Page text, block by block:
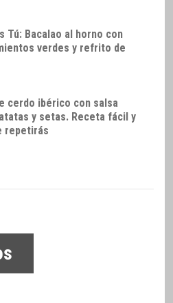
Tú: Bacalao al horno con
verdes y refrito de
cerdo ibérico con salsa
y setas. Receta fácil y
repetirás